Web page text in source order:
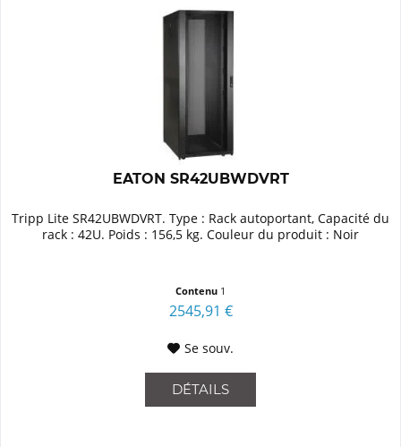
EATON SR42UBWDVRT
Tripp Lite SR42UBWDVRT. Type : Rack autoportant, Capacité du
rack : 42U. Poids : 156,5 kg. Couleur du produit : Noir
Contenu 1
2545,91 €
Se souv.
DÉTAILS